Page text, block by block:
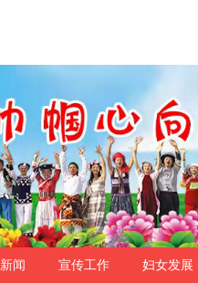
闻 宣传工作 妇女发展